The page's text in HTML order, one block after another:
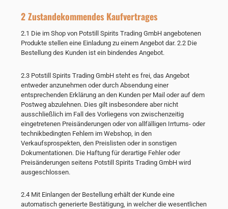
2 Zustandekommendes Kaufvertrages
2.1 Die im Shop von Potstill Spirits Trading GmbH angebotenen
Produkte stellen eine Einladung zu einem Angebot dar. 2.2 Die
Bestellung des Kunden ist ein bindendes Angebot.
2.3 Potstill Spirits Trading GmbH steht es frei, das Angebot
entweder anzunehmen oder durch Absendung einer
entsprechenden Erklärung an den Kunden per Mail oder auf dem
Postweg abzulehnen. Dies gilt insbesondere aber nicht
ausschließlich im Fall des Vorliegens von zwischenzeitig
eingetretenen Preisänderungen oder von allfälligen Irrtums- oder
technikbedingten Fehlern im Webshop, in den
Verkaufsprospekten, den Preislisten oder in sonstigen
Dokumentationen. Die Haftung für derartige Fehler oder
Preisänderungen seitens Potstill Spirits Trading GmbH wird
ausgeschlossen.
2.4 Mit Einlangen der Bestellung erhält der Kunde eine
automatisch generierte Bestätigung, in welcher die wesentlichen